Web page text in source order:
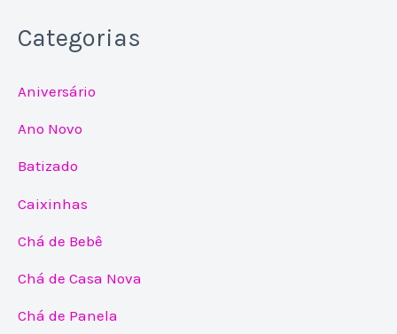
Categorias
Aniversário
Ano Novo
Batizado
Caixinhas
Chá de Bebê
Chá de Casa Nova
Chá de Panela